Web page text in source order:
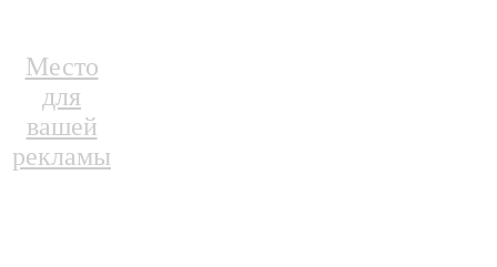
Место
для
вашей
рекламы